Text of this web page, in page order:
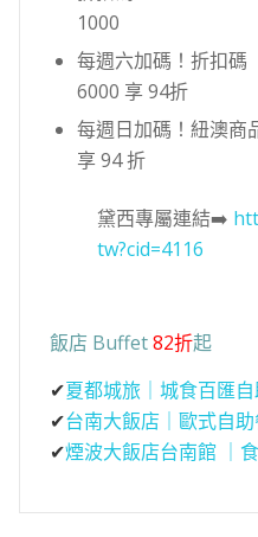
1000
每週六加碼！折扣碼
6000 享 94折
每週日加碼！紐澳商
享 94 折
黛西專屬連結➡️
tw?cid=4116
飯店 Buffet82折起
✔夏都城旅｜城食百匯
✔台南大飯店｜歐式自
✔煙波大飯店台南館 ｜